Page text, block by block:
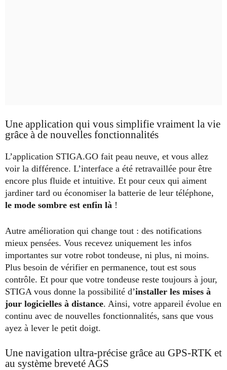
Une application qui vous simplifie vraiment la vie
grâce à de nouvelles fonctionnalités
L’application STIGA.GO fait peau neuve, et vous allez
voir la différence. L’interface a été retravaillée pour être
encore plus fluide et intuitive. Et pour ceux qui aiment
jardiner tard ou économiser la batterie de leur téléphone,
le mode sombre est enfin là !
Autre amélioration qui change tout : des notifications
mieux pensées. Vous recevez uniquement les infos
importantes sur votre robot tondeuse, ni plus, ni moins.
Plus besoin de vérifier en permanence, tout est sous
contrôle. Et pour que votre tondeuse reste toujours à jour,
STIGA vous donne la possibilité d’installer les mises à
jour logicielles à distance. Ainsi, votre appareil évolue en
continu avec de nouvelles fonctionnalités, sans que vous
ayez à lever le petit doigt.
Une navigation ultra-précise grâce au GPS-RTK et
au système breveté AGS